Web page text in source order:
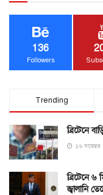
136
Followers
Trending
ব্রিটেনে
১৬
ব্রিটেনে
জ্বালানি